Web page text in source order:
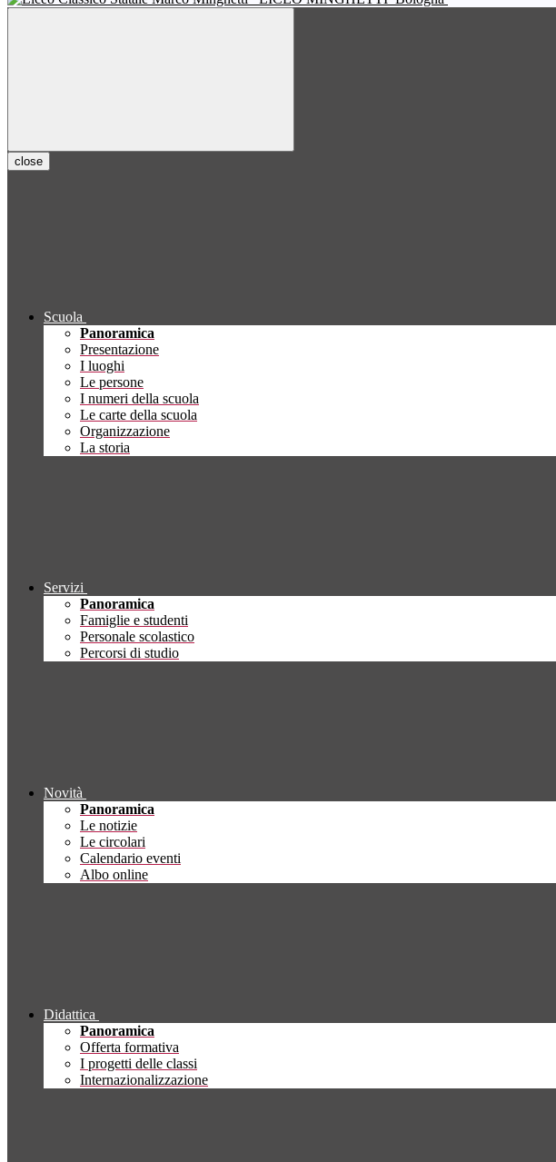
close
Scuola
Panoramica
Presentazione
I luoghi
Le persone
I numeri della scuola
Le carte della scuola
Organizzazione
La storia
Servizi
Panoramica
Famiglie e studenti
Personale scolastico
Percorsi di studio
Novità
Panoramica
Le notizie
Le circolari
Calendario eventi
Albo online
Didattica
Panoramica
Offerta formativa
I progetti delle classi
Internazionalizzazione